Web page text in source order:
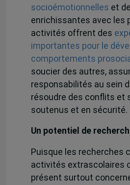
socioémotionnelles et
enrichissantes avec les
activités offrent des
importantes pour le
comportements
soucier des autres,
responsabilités au sein
résoudre des conflits et
soutenus et en sécurité.
Un potentiel de
Puisque les recherches
activités extrascolaires
présent surtout